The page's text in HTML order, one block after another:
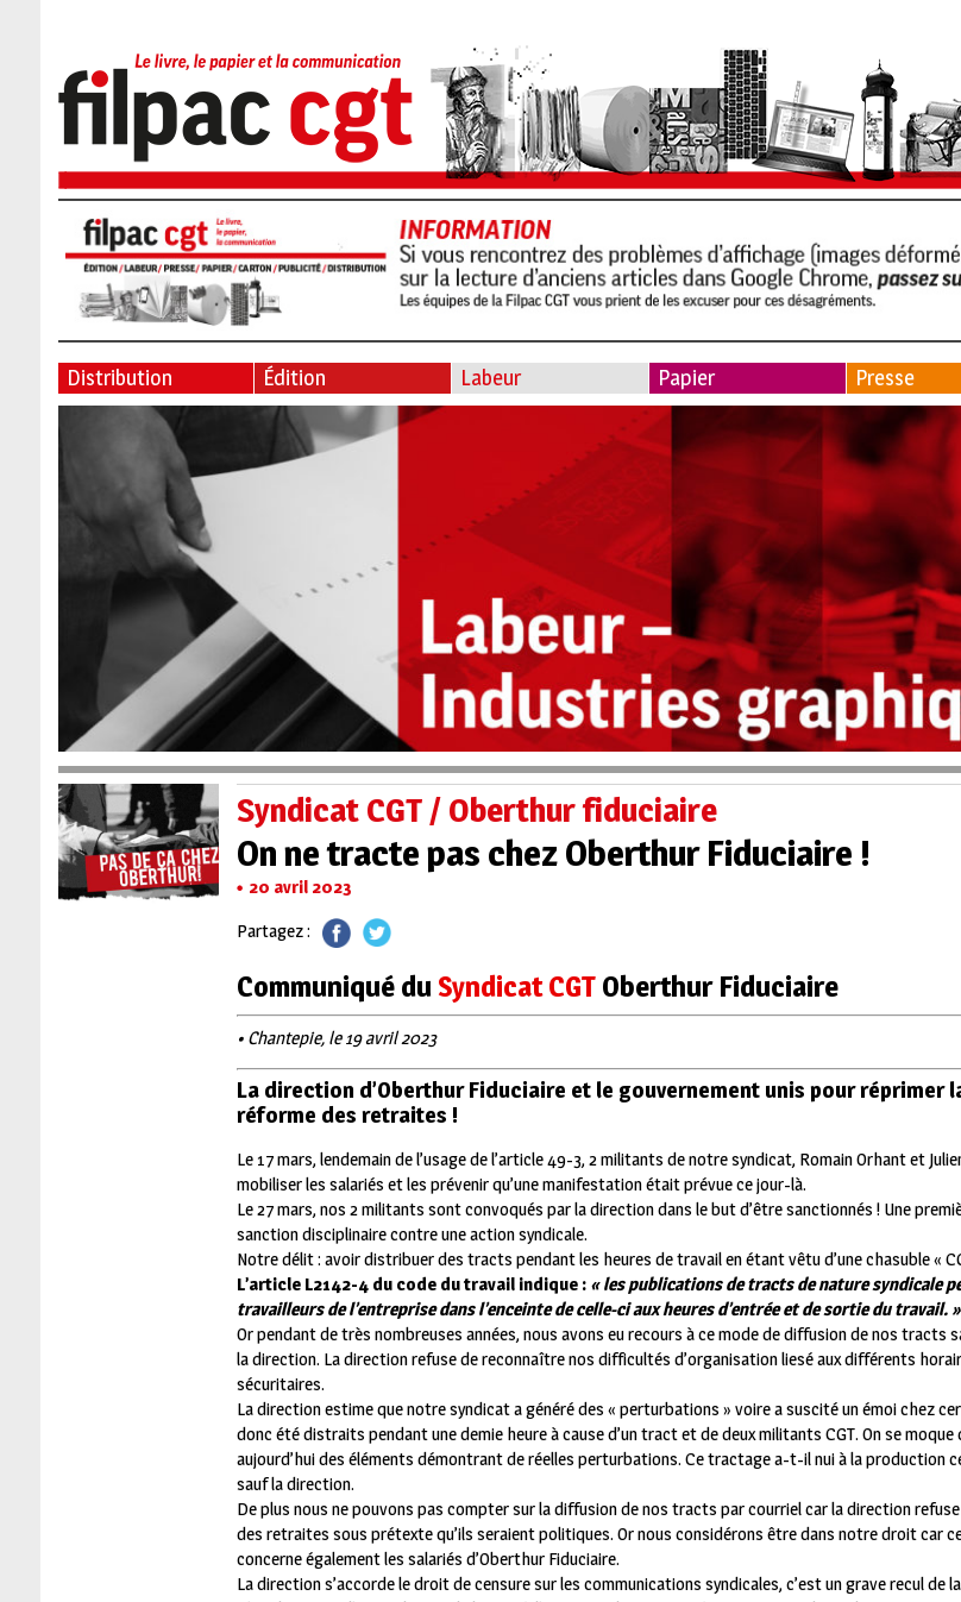
Distribution Édition Labeur Papier Presse
Syndicat CGT / Oberthur fiduciaire
On ne tracte pas chez Oberthur Fiduciaire !
20 avril 2023
Partagez :
Communiqué du Syndicat CGTOberthur Fiduciaire
• Chantepie, le 19 avril 2023
La direction d’Oberthur Fiduciaire et le gouvernement unis pour
réforme des retraites !
Le 17 mars, lendemain de l’usage de l’article 49-3, 2 militants de notre syndicat, Romain Orhant et
mobiliser les salariés et les prévenir qu’une manifestation était prévue ce jour-là.
Le 27 mars, nos 2 militants sont convoqués par la direction dans le but d’être sanctionnés ! Une
sanction disciplinaire contre une action syndicale.
Notre délit : avoir distribuer des tracts pendant les heures de travail en étant vêtu d’une chasuble «
L’article L2142-4 du code du travail indique :« les publications de tracts de nature syndicale
travailleurs de l’entreprise dans l’enceinte de celle-ci aux heures d’entrée et de sortie du travail. »
Or pendant de très nombreuses années, nous avons eu recours à ce mode de diffusion de nos tracts
la direction. La direction refuse de reconnaître nos difficultés d’organisation liesé aux différents
sécuritaires.
La direction estime que notre syndicat a généré des « perturbations » voire a suscité un émoi chez
donc été distraits pendant une demie heure à cause d’un tract et de deux militants CGT. On se
aujourd’hui des éléments démontrant de réelles perturbations. Ce tractage a-t-il nui à la production
sauf la direction.
De plus nous ne pouvons pas compter sur la diffusion de nos tracts par courriel car la direction
des retraites sous prétexte qu’ils seraient politiques. Or nous considérons être dans notre droit car
concerne également les salariés d’Oberthur Fiduciaire.
La direction s’accorde le droit de censure sur les communications syndicales, c’est un grave recul de